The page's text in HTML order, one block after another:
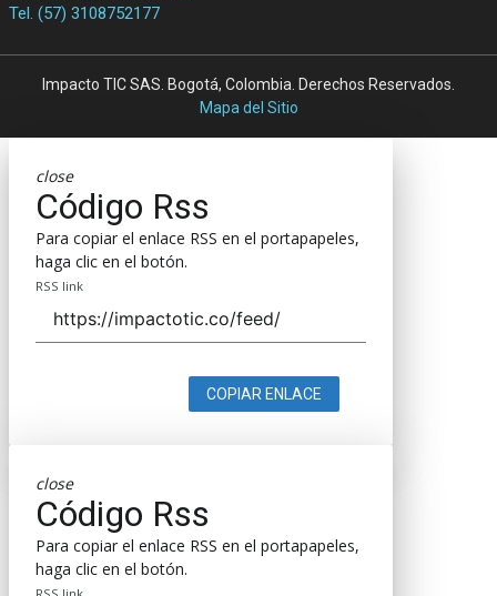
Tel. (57) 3108752177
Impacto TIC SAS. Bogotá, Colombia. Derechos Reservados.
Mapa del Sitio
close
Código Rss
Para copiar el enlace RSS en el portapapeles,
haga clic en el botón.
RSS link
COPIAR ENLACE
close
Código Rss
Para copiar el enlace RSS en el portapapeles,
haga clic en el botón.
RSS link